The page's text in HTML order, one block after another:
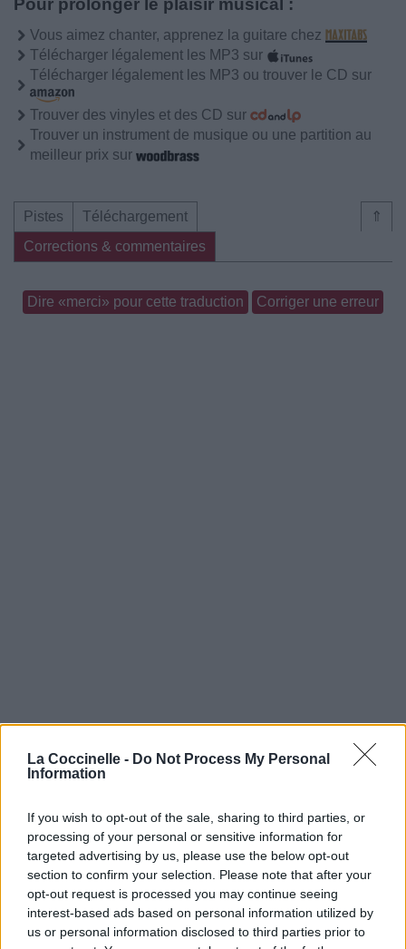
La Coccinelle - Do Not Process My Personal
Information
If you wish to opt-out of the sale, sharing to third parties, or
processing of your personal or sensitive information for
targeted advertising by us, please use the below opt-out
section to confirm your selection. Please note that after your
opt-out request is processed you may continue seeing
interest-based ads based on personal information utilized by
us or personal information disclosed to third parties prior to
Pour prolonger le plaisir musical :
Vous aimez chanter, apprenez la guitare chez
Télécharger légalement les MP3 sur
Télécharger légalement les MP3 ou trouver le CD sur
Trouver des vinyles et des CD sur
Trouver un instrument de musique ou une partition au
meilleur prix sur
⇑
Pistes
Téléchargement
Corrections & commentaires
Dire «merci» pour cette traduction Corriger une erreur